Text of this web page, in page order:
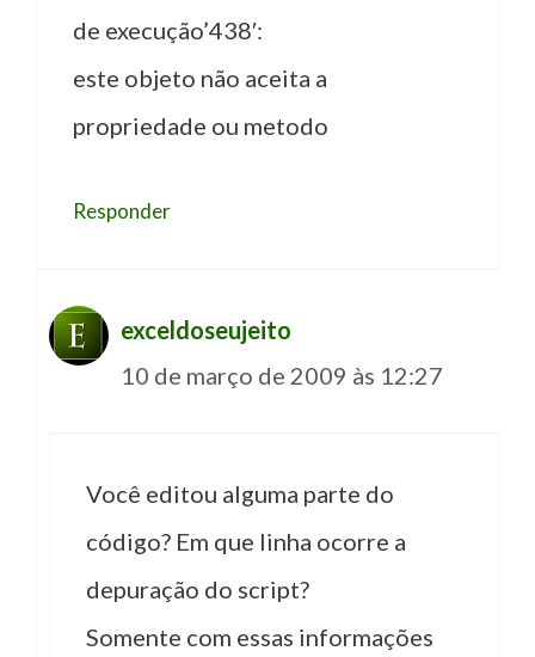
de execução’438′:
este objeto não aceita a
propriedade ou metodo
Responder
exceldoseujeito
10 de março de 2009 às 12:27
Você editou alguma parte do
código? Em que linha ocorre a
depuração do script?
Somente com essas informações